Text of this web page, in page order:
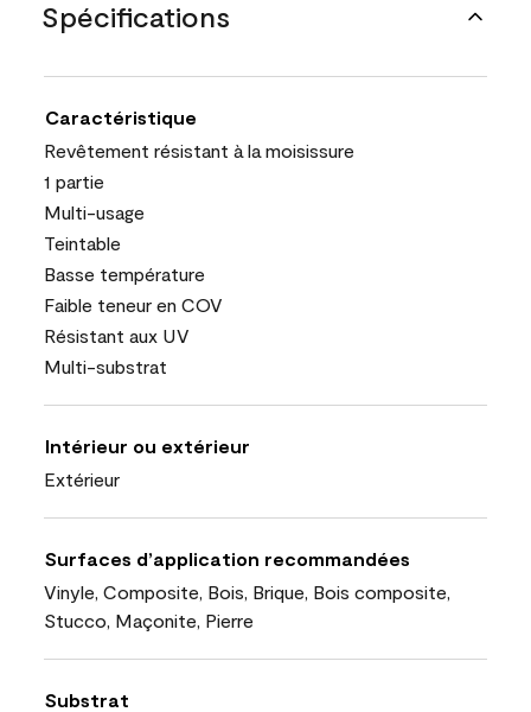
Spécifications
Caractéristique
Revêtement résistant à la moisissure
1 partie
Multi-usage
Teintable
Basse température
Faible teneur en COV
Résistant aux UV
Multi-substrat
Intérieur ou extérieur
Extérieur
Surfaces d’application recommandées
Vinyle, Composite, Bois, Brique, Bois composite,
Stucco, Maçonite, Pierre
Substrat